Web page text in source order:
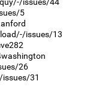
5
issues/13
26
31